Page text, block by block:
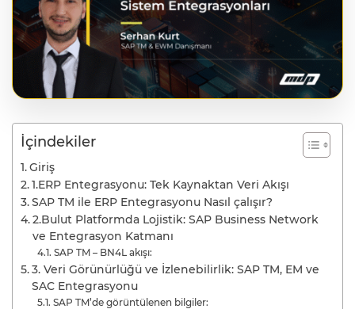
İçindekiler
Giriş
1.ERP Entegrasyonu: Tek Kaynaktan Veri Akışı
SAP TM ile ERP Entegrasyonu Nasıl çalışır?
2.Bulut Platformda Lojistik: SAP Business Network
ve Entegrasyon Katmanı
SAP TM – BN4L akışı:
3. Veri Görünürlüğü ve İzlenebilirlik: SAP TM, EM ve
SAC Entegrasyonu
SAP TM’de görüntülenen bilgiler: